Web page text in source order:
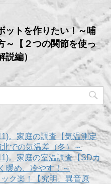
ットを作りたい！～哺
～【２つの関節を使っ
説編）
。家庭の調査【気温測定
での気温差（冬）～
。家庭の室温調査【SDカ
暖め、冷やす！～
ク楽！【究明、異音原